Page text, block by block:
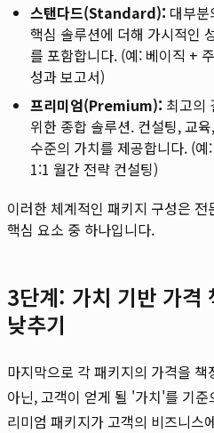
스탠다드(Standard): 대부
핵심 솔루션에 더해 가시적인
를 포함합니다. (예: 베이직 +
성과 보고서)
프리미엄(Premium): 최고의
위한 종합 솔루션. 컨설팅, 교
수준의 가치를 제공합니다. (
1:1 월간 전략 컨설팅)
이러한 체계적인 패키지 구성은 전
핵심 요소 중 하나입니다.
3단계: 가치 기반 가격
낮추기
마지막으로 각 패키지의 가격을
아닌, 고객이 얻게 될 '가치'를 기
리미엄 패키지가 고객의 비즈니스